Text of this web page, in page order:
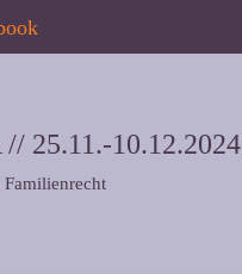
25.11.-10.12.2024